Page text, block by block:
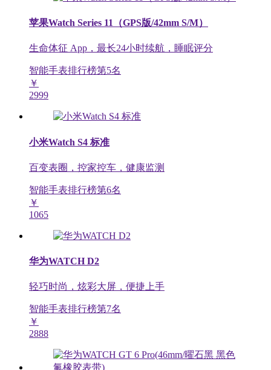
苹果Watch Series 11（GPS版/42mm S/M）
生命体征 App，最长24小时续航，睡眠评分
智能手表排行榜第5名
￥
2999
小米Watch S4 标准
百变表圈，控家控车，健康监测
智能手表排行榜第6名
￥
1065
华为WATCH D2
轻巧时尚，炫彩大屏，便捷上手
智能手表排行榜第7名
￥
2888